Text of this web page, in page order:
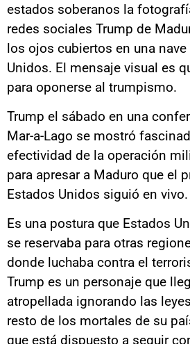
estados soberanos la
redes sociales Trump de
los ojos cubiertos en una nave
Unidos. El mensaje visual es
para oponerse al trumpismo.
Trump el sábado en una
Mar-a-Lago se mostró
efectividad de la operación
para apresar a Maduro que el
Estados Unidos siguió en vivo.
Es una postura que Estados
se reservaba para otras
donde luchaba contra el
Trump es un personaje que
atropellada ignorando las
resto de los mortales de su
que está dispuesto a seguir